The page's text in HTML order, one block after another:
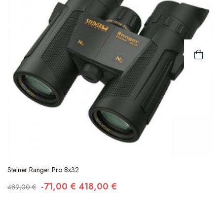
Steiner Ranger Pro 8x32
489,00 € -71,00 € 418,00 €